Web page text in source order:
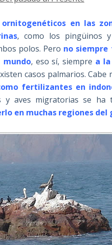
en las
, como los pingüinos y
polos. Pero no siempre
mundo, eso sí, siempre a
casos palmarios. Cabe
fertilizantes en
y aves migratorias se ha
en muchas regiones del